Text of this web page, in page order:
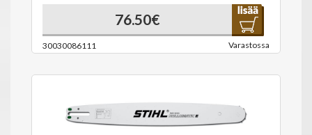
76.50€
30030086111 Varastossa